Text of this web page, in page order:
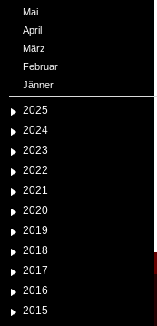
Mai
April
März
Februar
Jänner
2025
2024
2023
2022
2021
2020
2019
2018
2017
2016
2015